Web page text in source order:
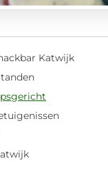
Katwijk